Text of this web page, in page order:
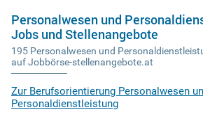
Personalwesen und
Jobs und Stellenangebote
195 Personalwesen und
auf Jobbörse-stellenangebote.at
Zur Berufsorientierung Personalwesen
Personaldienstleistung